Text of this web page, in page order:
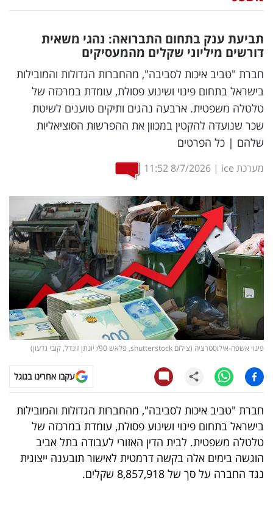
דיגיטל
וטק
שיווק
ופרסום
משפט
מדדים
ומחקרים
דעות
רכילות
עסקית
קריפטו
ויראלי
עסקי
ספורט
קריירה
ולימודים
מינויים
תביעת ענק בתחום התברואה: נהגי משאית
דורשים מיליוני שקלים מהמעסיקים
חברת "טביב איכות לסביבה", מהחברות הגדולות והמובילות
בישראל בתחום פינוי ושינוע פסולת, עומדת במרכזה של
טלטלה משפטית. ארבעה נהגים ותיקים טוענים לשיטת
שכר שנועדה להקטין במכוון את ההפרשות הסוציאליות
שלהם | כל הפרטים
מערכת ice |
8/7/2026
11:52
פינוי אשפה-אילוסטרציה (צילום shutterstock, פלאש 90/ יונתן זינדל, קובי גדעון)
עקבו אחרינו בגוגל
חברת "טביב איכות לסביבה", מהחברות הגדולות והמובילות
בישראל בתחום פינוי ושינוע פסולת, עומדת במרכזה של
טלטלה משפטית. לבית הדין האזורי לעבודה בתל אביב
הוגשה בימים אלה בקשה דרמטית לאישור תובענה ייצוגית
נגד החברה על סך של 8,857,918 שקלים.